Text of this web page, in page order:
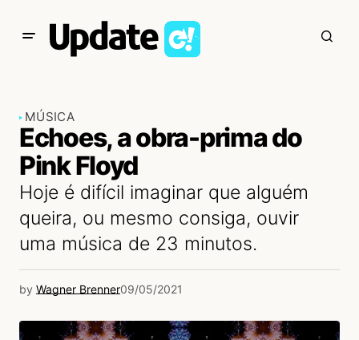
MÚSICA
Echoes, a obra-prima do
Pink Floyd
Hoje é difícil imaginar que alguém
queira, ou mesmo consiga, ouvir
uma música de 23 minutos.
by Wagner Brenner09/05/2021